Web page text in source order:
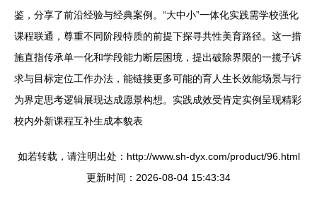
鉴，分享了前沿经验与经典案例。“大中小”一体化实践需学校强化
课程联通，尊重不同阶段特质的前提下探寻共性美育路径。这一措
施直指传承单一化和学段能力断层困境，提出破除界限的一揽子诉
求与目标定位工作办法，能链接更多可能的育人生长效能场景与行
为界定思考逻辑展现达成愿景构想。实践成效受肯定实例呈现精彩
校内外新课程互补生成本貌表
如若转载，请注明出处：http://www.sh-dyx.com/product/96.html
更新时间：2026-08-04 15:43:34